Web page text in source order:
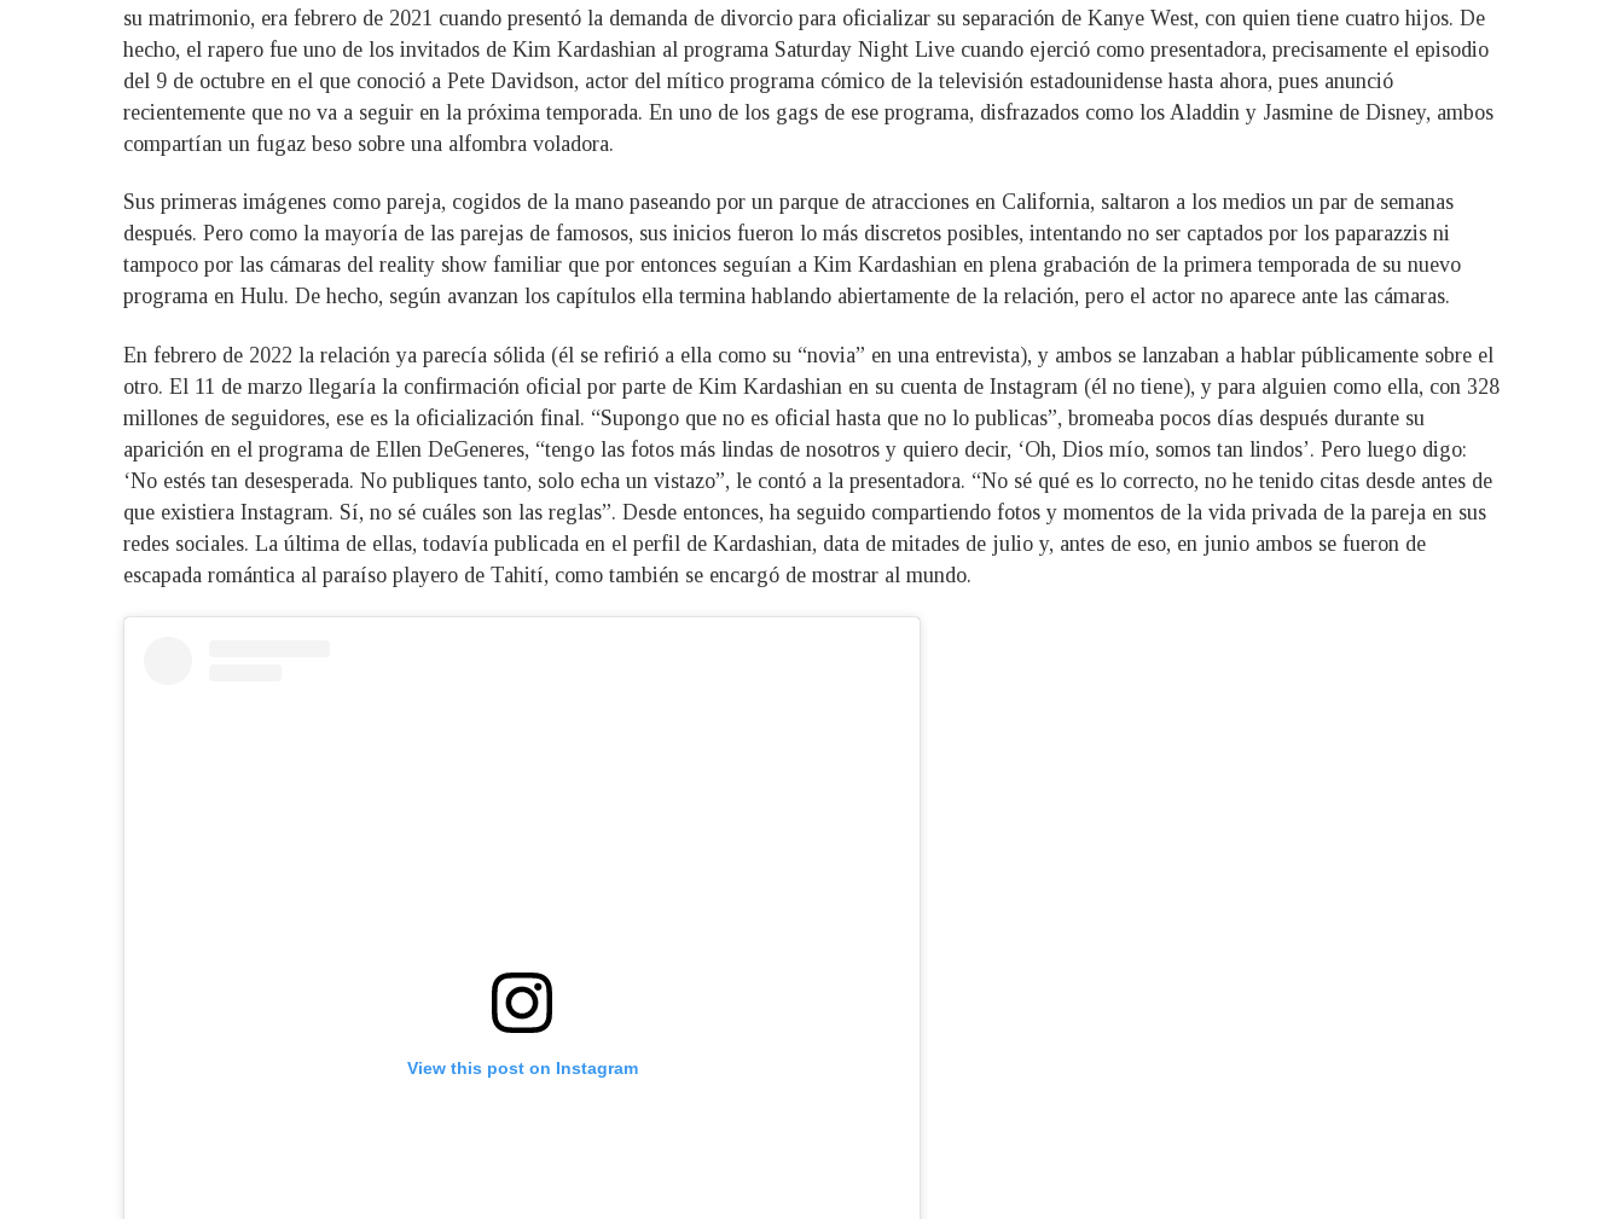
su matrimonio, era febrero de 2021 cuando presentó la demanda de divorcio para oficializar su separación de Kanye West, con quien tiene cuatro hijos. De
hecho, el rapero fue uno de los invitados de Kim Kardashian al programa Saturday Night Live cuando ejerció como presentadora, precisamente el episodio
del 9 de octubre en el que conoció a Pete Davidson, actor del mítico programa cómico de la televisión estadounidense hasta ahora, pues anunció
recientemente que no va a seguir en la próxima temporada. En uno de los gags de ese programa, disfrazados como los Aladdin y Jasmine de Disney, ambos
compartían un fugaz beso sobre una alfombra voladora.
Sus primeras imágenes como pareja, cogidos de la mano paseando por un parque de atracciones en California, saltaron a los medios un par de semanas
después. Pero como la mayoría de las parejas de famosos, sus inicios fueron lo más discretos posibles, intentando no ser captados por los paparazzis ni
tampoco por las cámaras del reality show familiar que por entonces seguían a Kim Kardashian en plena grabación de la primera temporada de su nuevo
programa en Hulu. De hecho, según avanzan los capítulos ella termina hablando abiertamente de la relación, pero el actor no aparece ante las cámaras.
En febrero de 2022 la relación ya parecía sólida (él se refirió a ella como su “novia” en una entrevista), y ambos se lanzaban a hablar públicamente sobre el
otro. El 11 de marzo llegaría la confirmación oficial por parte de Kim Kardashian en su cuenta de Instagram (él no tiene), y para alguien como ella, con 328
millones de seguidores, ese es la oficialización final. “Supongo que no es oficial hasta que no lo publicas”, bromeaba pocos días después durante su
aparición en el programa de Ellen DeGeneres, “tengo las fotos más lindas de nosotros y quiero decir, ‘Oh, Dios mío, somos tan lindos’. Pero luego digo:
‘No estés tan desesperada. No publiques tanto, solo echa un vistazo”, le contó a la presentadora. “No sé qué es lo correcto, no he tenido citas desde antes de
que existiera Instagram. Sí, no sé cuáles son las reglas”. Desde entonces, ha seguido compartiendo fotos y momentos de la vida privada de la pareja en sus
redes sociales. La última de ellas, todavía publicada en el perfil de Kardashian, data de mitades de julio y, antes de eso, en junio ambos se fueron de
escapada romántica al paraíso playero de Tahití, como también se encargó de mostrar al mundo.
View this post on Instagram